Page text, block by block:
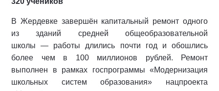
В Жердевке завершён капитальный ремонт одного
из зданий средней общеобразовательной
школы — работы длились почти год и обошлись
более чем в 100 миллионов рублей. Ремонт
выполнен в рамках госпрограммы «Модернизация
школьных систем образования» нацпроекта